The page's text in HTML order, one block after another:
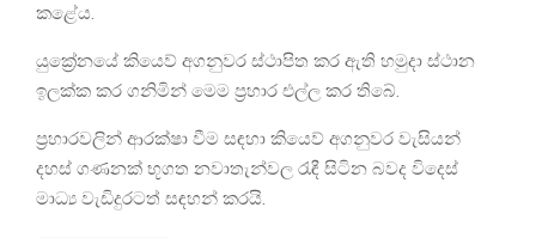
කළේය.
යුක්‍රේනයේ කියෙව් අගනුවර ස්ථාපිත කර ඇති හමුදා ස්ථාන
ඉලක්ක කර ගනිමින් මෙම ප්‍රහාර එල්ල කර තිබේ.
ප්‍රහාරවලින් ආරක්ෂා වීම සඳහා කියෙව් අගනුවර වැසියන්
දහස් ගණනක් භූගත නවාතැන්වල රැඳී සිටින බවද විදෙස්
මාධ්‍ය වැඩිදුරටත් සඳහන් කරයි.